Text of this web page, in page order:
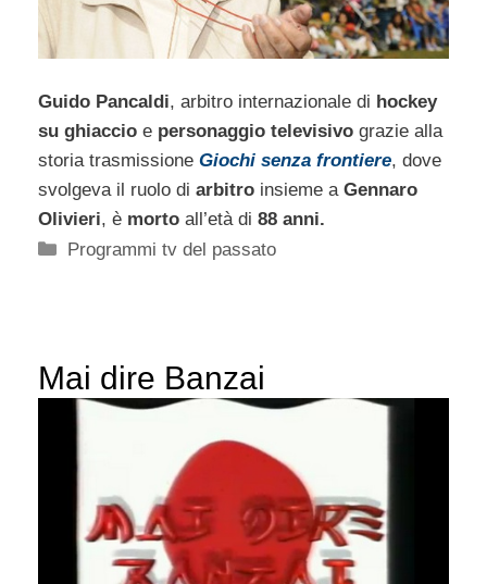
Guido Pancaldi, arbitro internazionale di hockey
su ghiaccio e personaggio televisivo grazie alla
storia trasmissione Giochi senza frontiere, dove
svolgeva il ruolo di arbitro insieme a Gennaro
Olivieri, è morto all’età di 88 anni.
Categorie
Programmi tv del passato
Mai dire Banzai